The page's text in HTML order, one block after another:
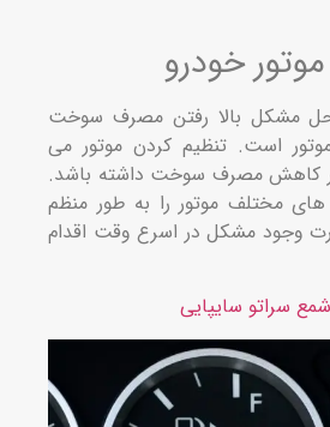
خودرو
بالا رفتن مصرف سوخت
تنظیم کردن موتور می
مصرف سوخت داشته باشد.
موتور را به طور منظم
در اسرع وقت اقدام
سایپایی